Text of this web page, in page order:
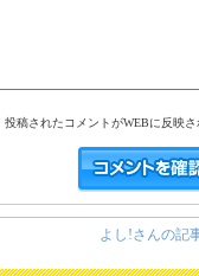
稿されたコメントがWEBに反映さ
よし!さんの記